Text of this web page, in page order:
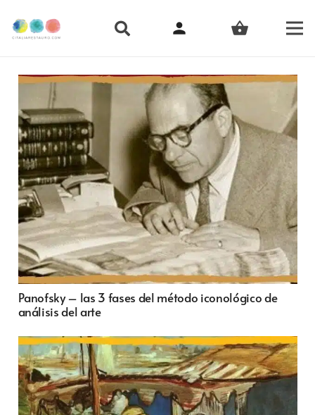
person shopping_basket
Panofsky – las 3 fases del método iconológico de
análisis del arte